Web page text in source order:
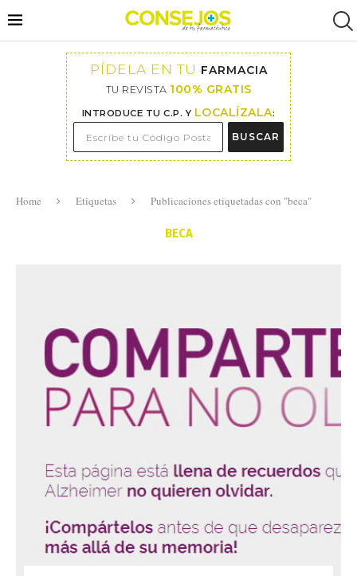
PÍDELA EN TU FARMACIA
TU REVISTA 100% GRATIS
INTRODUCE TU C.P. Y LOCALÍZALA:
BUSCAR
Home Etiquetas Publicaciones etiquetadas con "beca"
BECA